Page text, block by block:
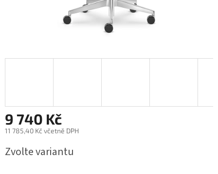
9 740 Kč
11 785,40 Kč včetně DPH
cena:
Zvolte variantu